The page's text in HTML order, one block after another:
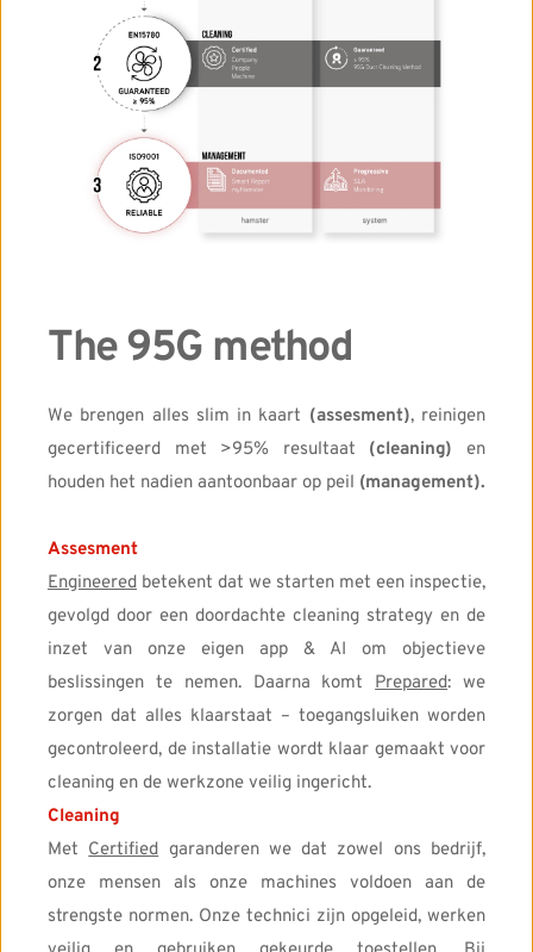
The 95G method
We brengen alles slim in kaart (assesment), reinigen
gecertificeerd met >95% resultaat (cleaning) en
houden het nadien aantoonbaar op peil
Assesment
Engineered betekent dat we starten met een inspectie,
gevolgd door een doordachte cleaning strategy en de
inzet van onze eigen app & AI om objectieve
beslissingen te nemen. Daarna komt Prepared: we
zorgen dat alles klaarstaat – toegangsluiken worden
gecontroleerd, de installatie wordt klaar gemaakt voor
cleaning en de werkzone veilig ingericht.
Cleaning
Met Certified garanderen we dat zowel ons bedrijf,
onze mensen als onze machines voldoen aan de
strengste normen. Onze technici zijn opgeleid, werken